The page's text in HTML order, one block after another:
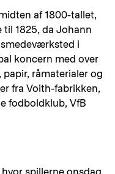
af 1800-tallet,
1825, da Johann
i
koncern med over
råmaterialer og
fra Voith-fabrikken,
fodboldklub, VfB